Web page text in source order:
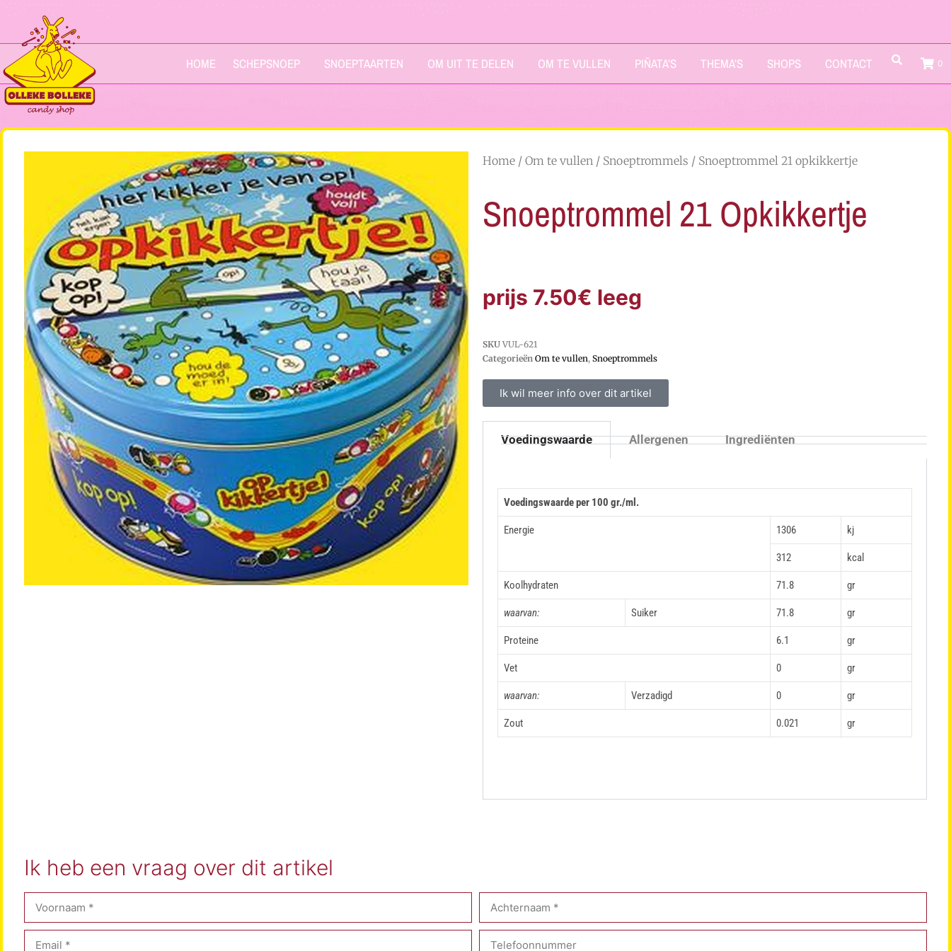
HOME SCHEPSNOEP SNOEPTAARTEN OM UIT TE DELEN OM TE VULLEN PIÑATA’S THEMA’S SHOPS CONTACT 0
Home / Om te vullen / Snoeptrommels / Snoeptrommel 21 opkikkertje
Snoeptrommel 21 Opkikkertje
prijs 7.50€ leeg
SKU VUL-621
Categorieën Om te vullen, Snoeptrommels
Ik wil meer info over dit artikel
Voedingswaarde Allergenen Ingrediënten
Voedingswaarde per 100 gr./ml.
Energie 1306 kj
312 kcal
Koolhydraten 71.8 gr
waarvan: Suiker 71.8 gr
Proteine 6.1 gr
Vet 0 gr
waarvan: Verzadigd 0 gr
Zout 0.021 gr
Ik heb een vraag over dit artikel